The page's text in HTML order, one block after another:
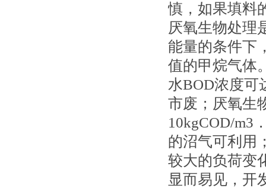
慎，如果填料
厌氧生物处理
能量的条件下
值的甲烷气体
水BOD浓度可
市废；厌氧生
10kgCOD/m3
的沼气可利用
较大的负荷变
显而易见，开